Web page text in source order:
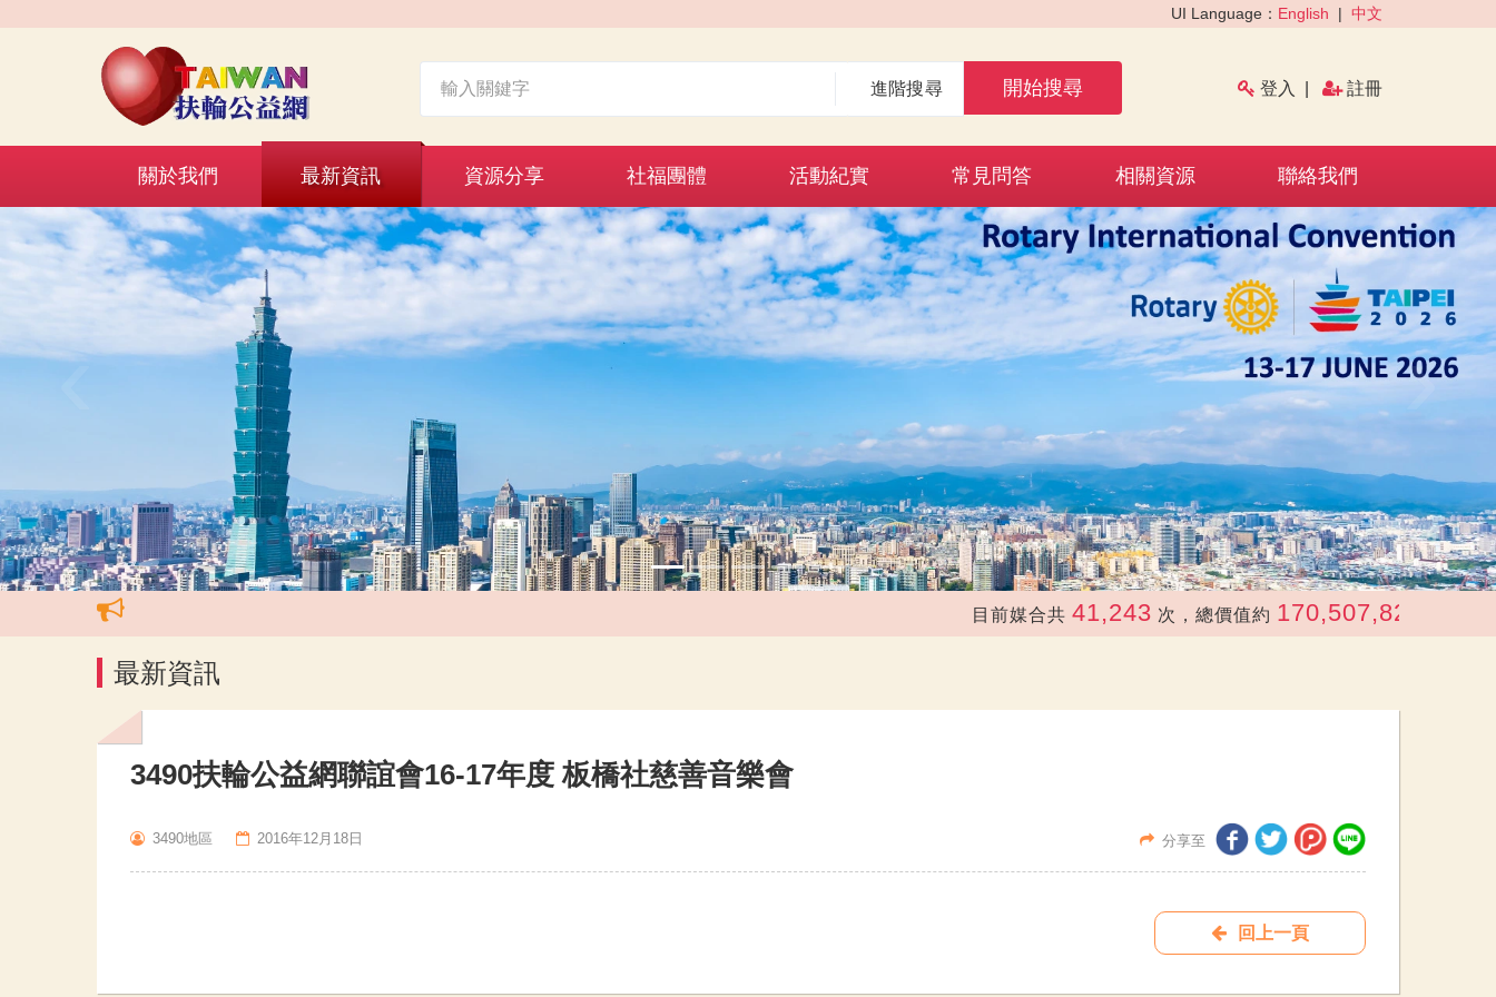
UI Language： English | 中文
進階搜尋 開始搜尋 登入 註冊
關於我們 最新資訊 資源分享 社福團體 活動紀實 常見問答 相關資源 聯絡我們
‹ ›
目前媒合共 41,243 次，總價值約 170,507,822 元
最新資訊
3490扶輪公益網聯誼會16-17年度 板橋社慈善音樂會
3490地區 2016年12月18日 分享至
回上一頁